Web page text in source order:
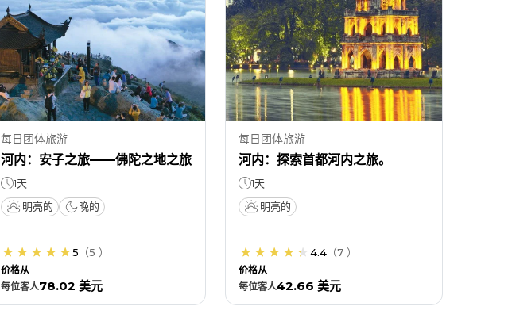
每日团体旅游
河内：安子之旅——佛陀之地之旅
1天
明亮的
晚的
5 （5 ）
价格从
每位客人78.02 美元
每日团体旅游
河内：探索首都河内之旅。
1天
明亮的
4.4（7 ）
价格从
每位客人42.66 美元